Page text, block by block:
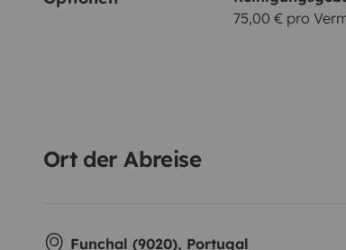
75,00 € pro
Ort der Abreise
Funchal (9020), Portugal